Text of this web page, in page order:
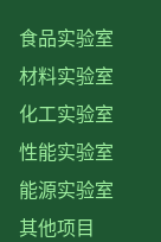
食品实验室
材料实验室
化工实验室
性能实验室
能源实验室
其他项目